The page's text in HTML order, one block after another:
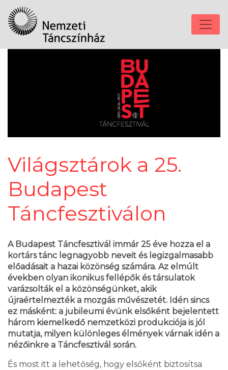
Világsztárok a 25.
Budapest
Táncfesztiválon
A Budapest Táncfesztivál immár 25 éve hozza el a
kortárs tánc legnagyobb neveit és legizgalmasabb
előadásait a hazai közönség számára. Az elmúlt
években olyan ikonikus fellépők és társulatok
varázsolták el a közönségünket, akik
újraértelmezték a mozgás művészetét. Idén sincs
ez másként: a jubileumi évünk elsőként bejelentett
három kiemelkedő nemzetközi produkciója is jól
mutatja, milyen különleges élmények várnak idén a
nézőinkre a Táncfesztivál során.
És most itt a lehetőség, hogy elsőként biztosítsa